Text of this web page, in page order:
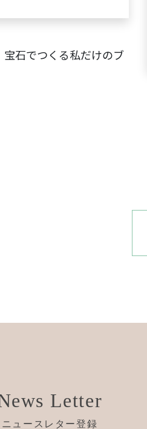
石でつくる私だけのブ
Letter
ニュースレター登録